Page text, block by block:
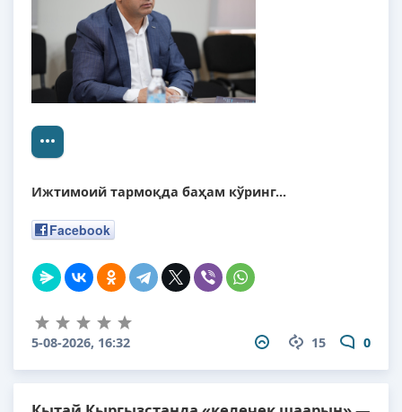
Ижтимоий тармоқда баҳам кўринг...
Facebook
15 0
5-08-2026, 16:32